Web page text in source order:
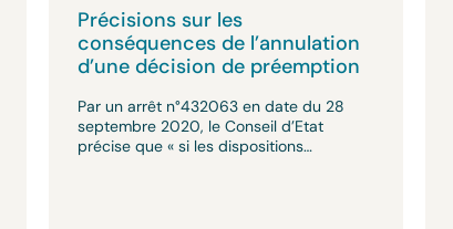
Précisions sur les
conséquences de l’annulation
d’une décision de préemption
Par un arrêt n°432063 en date du 28
septembre 2020, le Conseil d’Etat
précise que « si les dispositions…